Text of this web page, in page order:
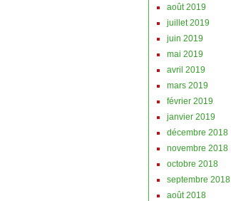
août 2019
juillet 2019
juin 2019
mai 2019
avril 2019
mars 2019
février 2019
janvier 2019
décembre 2018
novembre 2018
octobre 2018
septembre 2018
août 2018